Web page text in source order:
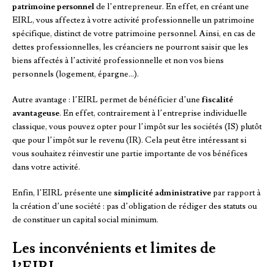
patrimoine personnelde l’entrepreneur. En effet, en créant une
EIRL, vous affectez à votre activité professionnelle un patrimoine
spécifique, distinct de votre patrimoine personnel. Ainsi, en cas de
dettes professionnelles, les créanciers ne pourront saisir que les
biens affectés à l’activité professionnelle et non vos biens
personnels (logement, épargne…).
Autre avantage : l’EIRL permet de bénéficier d’une fiscalité
avantageuse. En effet, contrairement à l’entreprise individuelle
classique, vous pouvez opter pour l’impôt sur les sociétés (IS) plutôt
que pour l’impôt sur le revenu (IR). Cela peut être intéressant si
vous souhaitez réinvestir une partie importante de vos bénéfices
dans votre activité.
Enfin, l’EIRL présente une simplicité administrativepar rapport à
la création d’une société : pas d’obligation de rédiger des statuts ou
de constituer un capital social minimum.
Les inconvénients et limites de